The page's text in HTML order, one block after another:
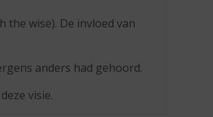
wise). De invloed van
anders had gehoord.
visie.